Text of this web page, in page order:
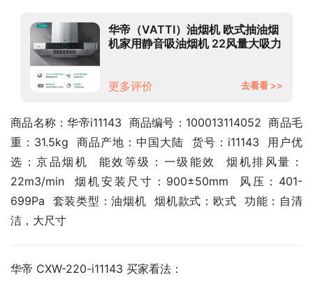
华帝（VATTI）油烟机 欧式抽油烟
机家用静音吸油烟机 22风量大吸力
更多评价
去看看 >>
商品名称：华帝i11143  商品编号：100013114052  商品毛
重：31.5kg  商品产地：中国大陆  货号：i11143  用户优
选：京品烟机  能效等级：一级能效  烟机排风量：
22m3/min  烟机安装尺寸：900±50mm  风压：401-
699Pa  套装类型：油烟机  烟机款式：欧式  功能：自清
洁，大尺寸
华帝 CXW-220-i11143 买家看法：